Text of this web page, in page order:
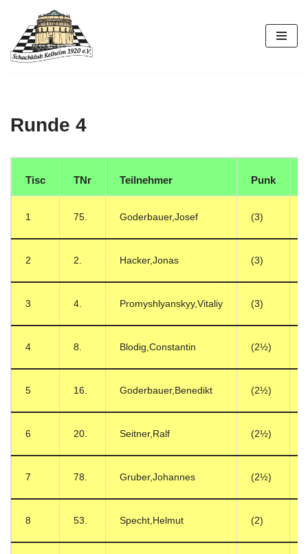
Zum
Inhalt
Runde 4
Tisc TNr Teilnehmer Punk
1 75. Goderbauer,Josef (3)
2 2. Hacker,Jonas (3)
3 4. Promyshlyanskyy,Vitaliy (3)
4 8. Blodig,Constantin (2½)
5 16. Goderbauer,Benedikt (2½)
6 20. Seitner,Ralf (2½)
7 78. Gruber,Johannes (2½)
8 53. Specht,Helmut (2)